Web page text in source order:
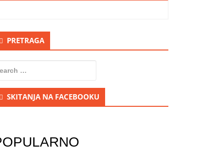
PRETRAGA
SKITANJA NA FACEBOOKU